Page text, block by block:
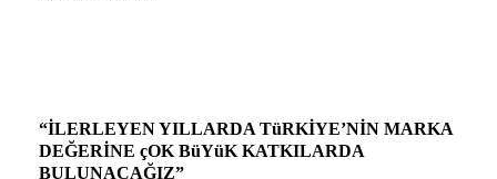
“İLERLEYEN YILLARDA TüRKİYE’NİN MARKA
DEĞERİNE çOK BüYüK KATKILARDA
BULUNACAĞIZ”